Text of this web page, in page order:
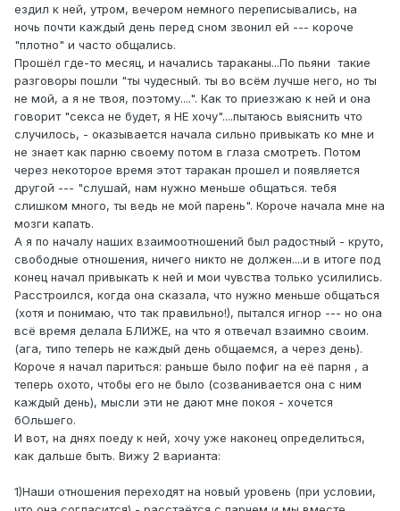
ездил к ней, утром, вечером немного переписывались, на
ночь почти каждый день перед сном звонил ей --- короче
"плотно" и часто общались.
Прошёл где-то месяц, и начались тараканы...По пьяни такие
разговоры пошли "ты чудесный. ты во всём лучше него, но ты
не мой, а я не твоя, поэтому....". Как то приезжаю к ней и она
говорит "секса не будет, я НЕ хочу"....пытаюсь выяснить что
случилось, - оказывается начала сильно привыкать ко мне и
не знает как парню своему потом в глаза смотреть. Потом
через некоторое время этот таракан прошел и появляется
другой --- "слушай, нам нужно меньше общаться. тебя
слишком много, ты ведь не мой парень". Короче начала мне на
мозги капать.
А я по началу наших взаимоотношений был радостный - круто,
свободные отношения, ничего никто не должен....и в итоге под
конец начал привыкать к ней и мои чувства только усилились.
Расстроился, когда она сказала, что нужно меньше общаться
(хотя и понимаю, что так правильно!), пытался игнор --- но она
всё время делала БЛИЖЕ, на что я отвечал взаимно своим.
(ага, типо теперь не каждый день общаемся, а через день).
Короче я начал париться: раньше было пофиг на её парня , а
теперь охото, чтобы его не было (созванивается она с ним
каждый день), мысли эти не дают мне покоя - хочется
бОльшего.
И вот, на днях поеду к ней, хочу уже наконец определиться,
как дальше быть. Вижу 2 варианта:
1)Наши отношения переходят на новый уровень (при условии,